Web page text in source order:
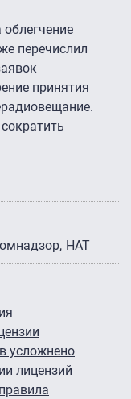
перечислил
принятия
НАТ
усложнено
лицензий